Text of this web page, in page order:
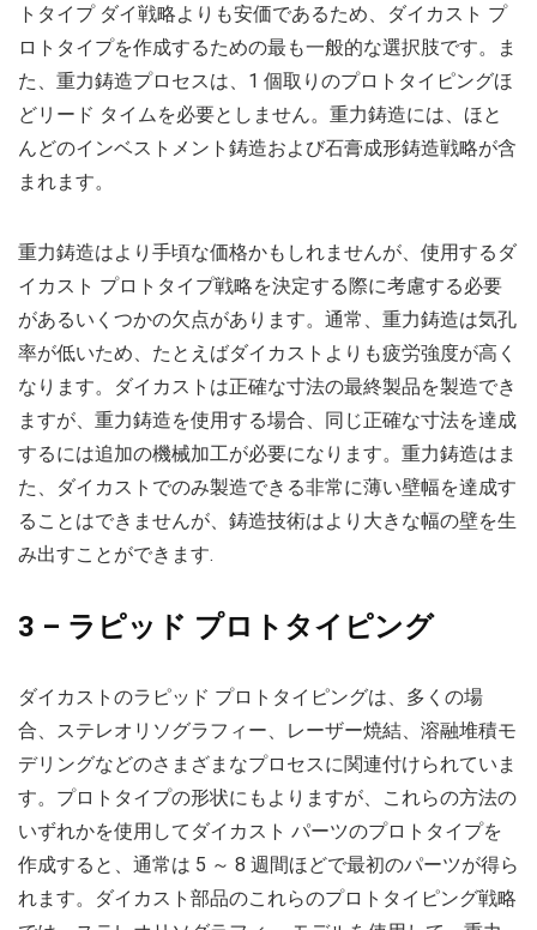
トタイプ ダイ戦略よりも安価であるため、ダイカスト プ
ロトタイプを作成するための最も一般的な選択肢です。ま
た、重力鋳造プロセスは、1 個取りのプロトタイピングほ
どリード タイムを必要としません。重力鋳造には、ほと
んどのインベストメント鋳造および石膏成形鋳造戦略が含
まれます。
重力鋳造はより手頃な価格かもしれませんが、使用するダ
イカスト プロトタイプ戦略を決定する際に考慮する必要
があるいくつかの欠点があります。通常、重力鋳造は気孔
率が低いため、たとえばダイカストよりも疲労強度が高く
なります。ダイカストは正確な寸法の最終製品を製造でき
ますが、重力鋳造を使用する場合、同じ正確な寸法を達成
するには追加の機械加工が必要になります。重力鋳造はま
た、ダイカストでのみ製造できる非常に薄い壁幅を達成す
ることはできませんが、鋳造技術はより大きな幅の壁を生
み出すことができます.
3 – ラピッド プロトタイピング
ダイカストのラピッド プロトタイピングは、多くの場
合、ステレオリソグラフィー、レーザー焼結、溶融堆積モ
デリングなどのさまざまなプロセスに関連付けられていま
す。プロトタイプの形状にもよりますが、これらの方法の
いずれかを使用してダイカスト パーツのプロトタイプを
作成すると、通常は 5 ～ 8 週間ほどで最初のパーツが得ら
れます。ダイカスト部品のこれらのプロトタイピング戦略